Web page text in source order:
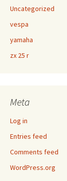
Uncategorized
vespa
yamaha
zx 25 r
Meta
Log in
Entries feed
Comments feed
WordPress.org